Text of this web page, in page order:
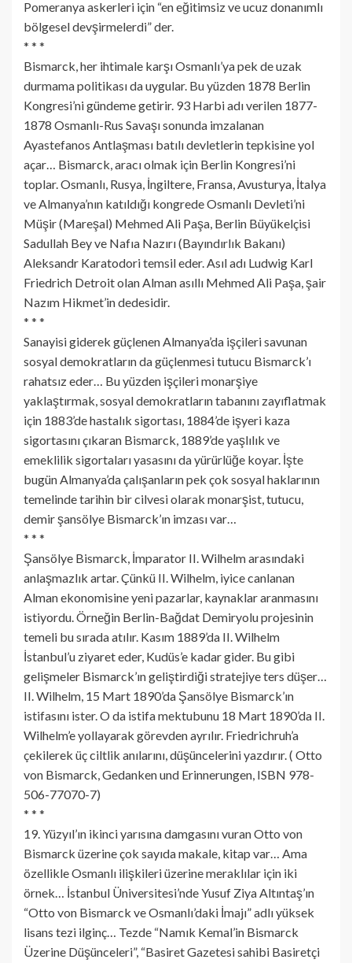
Pomeranya askerleri için “en eğitimsiz ve ucuz donanımlı
bölgesel devşirmelerdi” der.
* * *
Bismarck, her ihtimale karşı Osmanlı’ya pek de uzak
durmama politikası da uygular. Bu yüzden 1878 Berlin
Kongresi’ni gündeme getirir. 93 Harbi adı verilen 1877-
1878 Osmanlı-Rus Savaşı sonunda imzalanan
Ayastefanos Antlaşması batılı devletlerin tepkisine yol
açar… Bismarck, aracı olmak için Berlin Kongresi’ni
toplar. Osmanlı, Rusya, İngiltere, Fransa, Avusturya, İtalya
ve Almanya’nın katıldığı kongrede Osmanlı Devleti’ni
Müşir (Mareşal) Mehmed Ali Paşa, Berlin Büyükelçisi
Sadullah Bey ve Nafıa Nazırı (Bayındırlık Bakanı)
Aleksandr Karatodori temsil eder. Asıl adı Ludwig Karl
Friedrich Detroit olan Alman asıllı Mehmed Ali Paşa, şair
Nazım Hikmet’in dedesidir.
* * *
Sanayisi giderek güçlenen Almanya’da işçileri savunan
sosyal demokratların da güçlenmesi tutucu Bismarck’ı
rahatsız eder… Bu yüzden işçileri monarşiye
yaklaştırmak, sosyal demokratların tabanını zayıflatmak
için 1883’de hastalık sigortası, 1884’de işyeri kaza
sigortasını çıkaran Bismarck, 1889’de yaşlılık ve
emeklilik sigortaları yasasını da yürürlüğe koyar. İşte
bugün Almanya’da çalışanların pek çok sosyal haklarının
temelinde tarihin bir cilvesi olarak monarşist, tutucu,
demir şansölye Bismarck’ın imzası var…
* * *
Şansölye Bismarck, İmparator II. Wilhelm arasındaki
anlaşmazlık artar. Çünkü II. Wilhelm, iyice canlanan
Alman ekonomisine yeni pazarlar, kaynaklar aranmasını
istiyordu. Örneğin Berlin-Bağdat Demiryolu projesinin
temeli bu sırada atılır. Kasım 1889’da II. Wilhelm
İstanbul’u ziyaret eder, Kudüs’e kadar gider. Bu gibi
gelişmeler Bismarck’ın geliştirdiği stratejiye ters düşer…
II. Wilhelm, 15 Mart 1890’da Şansölye Bismarck’ın
istifasını ister. O da istifa mektubunu 18 Mart 1890’da II.
Wilhelm’e yollayarak görevden ayrılır. Friedrichruh’a
çekilerek üç ciltlik anılarını, düşüncelerini yazdırır. ( Otto
von Bismarck, Gedanken und Erinnerungen, ISBN 978-
506-77070-7)
* * *
19. Yüzyıl’ın ikinci yarısına damgasını vuran Otto von
Bismarck üzerine çok sayıda makale, kitap var… Ama
özellikle Osmanlı ilişkileri üzerine meraklılar için iki
örnek… İstanbul Üniversitesi’nde Yusuf Ziya Altıntaş’ın
“Otto von Bismarck ve Osmanlı’daki İmajı” adlı yüksek
lisans tezi ilginç… Tezde “Namık Kemal’in Bismarck
Üzerine Düşünceleri”, “Basiret Gazetesi sahibi Basiretçi